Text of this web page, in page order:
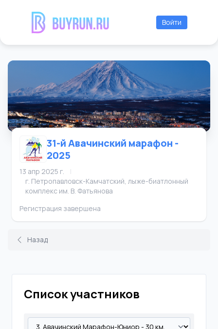
Войти
31-й Авачинский марафон -
2025
13 апр 2025 г.
|
г. Петропавловск-Камчатский, лыже-биатлонный
комплекс им. В. Фатьянова
Регистрация завершена
Назад
Список участников